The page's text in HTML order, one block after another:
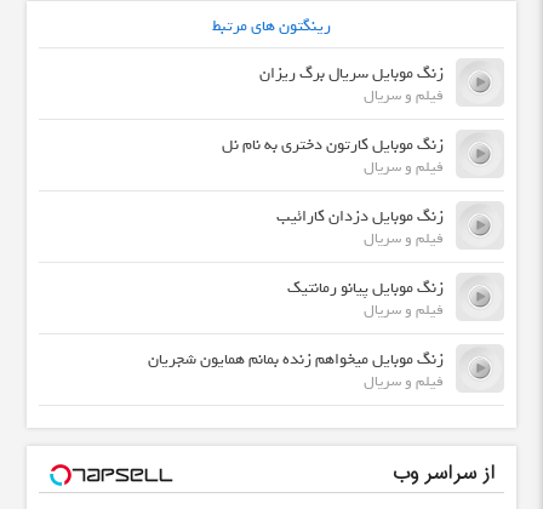
رینگتون های مرتبط
زنگ موبایل سریال برگ ریزان
فیلم و سریال
زنگ موبایل کارتون دختری به نام نل
فیلم و سریال
زنگ موبایل دزدان کارائیب
فیلم و سریال
زنگ موبایل پیانو رمانتیک
فیلم و سریال
زنگ موبایل میخواهم زنده بمانم همایون شجریان
فیلم و سریال
از سراسر وب